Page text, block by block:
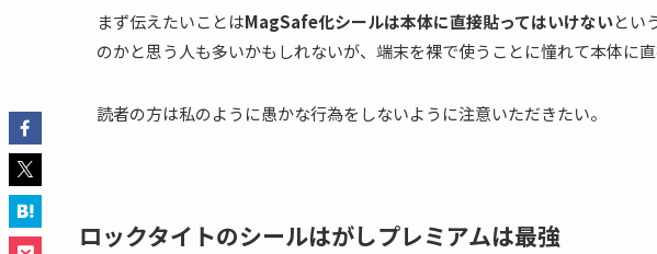
まず伝えたいことはMagSafe化シールは本体に直接貼ってはいけないとい
のかと思う人も多いかもしれないが、端末を裸で使うことに憧れて本体に直
読者の方は私のように愚かな行為をしないように注意いただきたい。
ロックタイトのシールはがしプレミアムは最強